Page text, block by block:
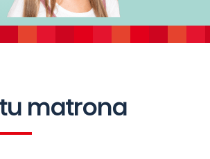
matrona